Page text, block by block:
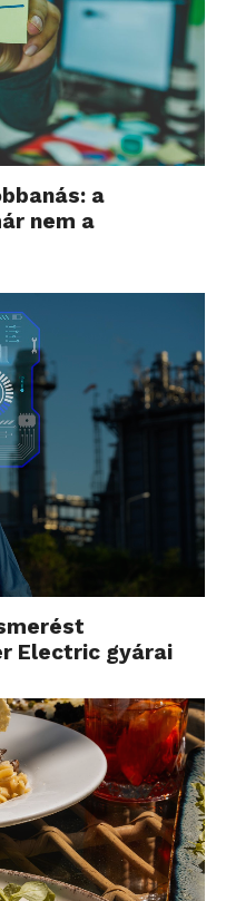
a
nem a
Electric gyárai